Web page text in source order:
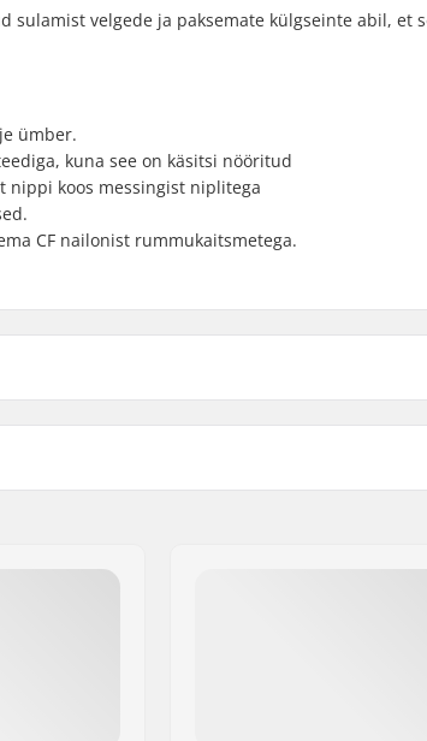
sulamist velgede ja paksemate külgseinte abil, et
ümber.
kuna see on käsitsi nööritud
nippi koos messingist niplitega
CF nailonist rummukaitsmetega.
Telgede läbimõõt:
BMX telje tüüp: